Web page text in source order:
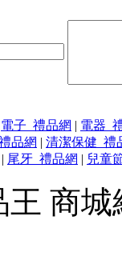
電子_禮品網 | 電器_
品網 | 清潔保健_禮
| 尾牙_禮品網 | 兒童
王 商